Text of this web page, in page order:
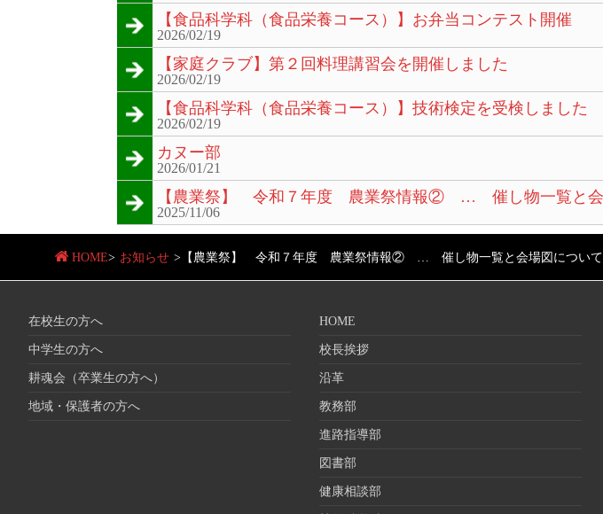
【食品科学科（食品栄養コース）】お弁当コンテスト開催
2026/02/19
【家庭クラブ】第２回料理講習会を開催しました
2026/02/19
【食品科学科（食品栄養コース）】技術検定を受検しました
2026/02/19
カヌー部
2026/01/21
【農業祭】 令和７年度 農業祭情報② … 催し物一覧と会
2025/11/06
HOME> お知らせ > 【農業祭】 令和７年度 農業祭情報② … 催し物一覧と会場図について
在校生の方へ
中学生の方へ
耕魂会（卒業生の方へ）
地域・保護者の方へ
HOME
校長挨拶
沿革
教務部
進路指導部
図書部
健康相談部